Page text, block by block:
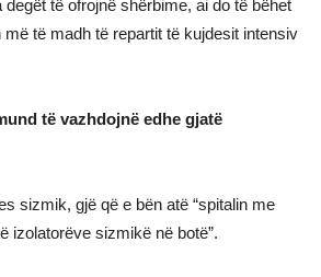
degët të ofrojnë shërbime, ai do të bëhet
të madh të repartit të kujdesit intensiv
të vazhdojnë edhe gjatë
sizmik, gjë që e bën atë “spitalin me
izolatorëve sizmikë në botë”.